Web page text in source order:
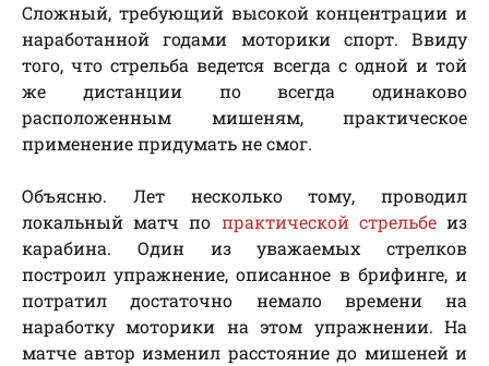
Сложный, требующий высокой концентрации и
наработанной годами моторики спорт. Ввиду
того, что стрельба ведется всегда с одной и той
же дистанции по всегда одинаково
расположенным мишеням, практическое
применение придумать не смог.
Объясню. Лет несколько тому, проводил
локальный матч по практической стрельбеиз
карабина. Один из уважаемых стрелков
построил упражнение, описанное в брифинге, и
потратил достаточно немало времени на
наработку моторики на этом упражнении. На
матче автор изменил расстояние до мишеней и